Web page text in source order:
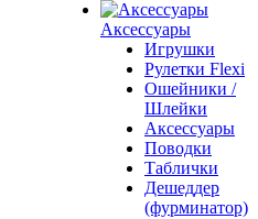
Аксессуары
Игрушки
Рулетки Flexi
Ошейники /
Шлейки
Аксессуары
Поводки
Таблички
Дешеддер
(фурминатор)